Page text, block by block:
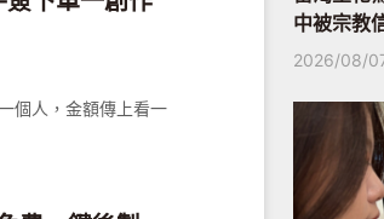
個人，金額傳上看一
中被宗教
2026/08/